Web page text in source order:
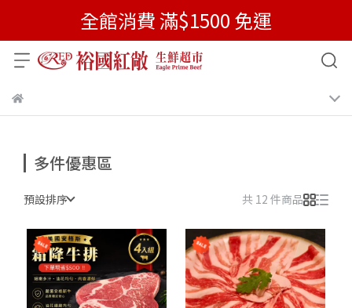
全館消費 滿$1500 免運
多件優惠區
預設排序 共 12 件商品